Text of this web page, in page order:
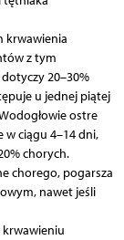
krwawienia
z tym
20–30%
u jednej piątej
ostre
w ciągu 4–14 dni,
chorych.
chorego, pogarsza
nawet jeśli